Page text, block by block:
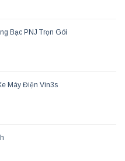
Bạc PNJ Trọn Gói
Máy Điện Vin3s